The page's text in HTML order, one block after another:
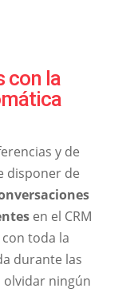
con la
y de
disponer de
en el CRM
toda la
durante las
olvidar ningún